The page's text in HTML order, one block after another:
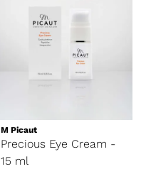
M Picaut
Precious Eye Cream -
15 ml